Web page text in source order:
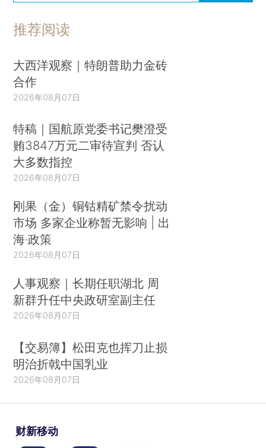
推荐阅读
大西洋观察｜特朗普助力金砖
合作
2026年08月07日
特稿｜国航原党委书记樊澄受
贿3847万元二审待宣判 否认
大多数指控
2026年08月07日
刚果（金）铜钴精矿禁令扰动
市场 多家企业称暂无影响 | 出
海·政策
2026年08月07日
人事观察｜长期任职湖北 周
新群升任中央政研室副主任
2026年08月07日
【交易簿】松田克也挥刀止损
明治折戟中国乳业
2026年08月07日
财新移动